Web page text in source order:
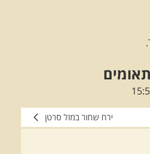
ירח שחור במזל סרטן